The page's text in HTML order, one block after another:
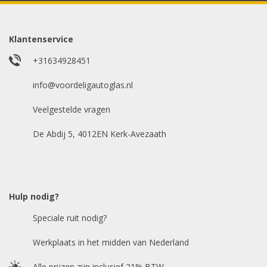
Model auto
E-mailadres *
Klantenservice
+31634928451
info@voordeligautoglas.nl
Veelgestelde vragen
De Abdij 5, 4012EN Kerk-Avezaath
Hulp nodig?
Speciale ruit nodig?
Werkplaats in het midden van Nederland